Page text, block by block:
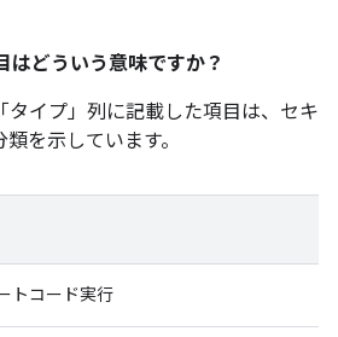
はどういう意味ですか？
イプ」 列に記載した項目は、セキ
を示しています。
トコード実行